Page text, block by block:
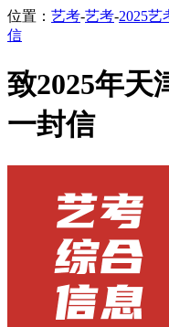
位置： 艺考-艺考-2025艺
信
致2025年天
一封信